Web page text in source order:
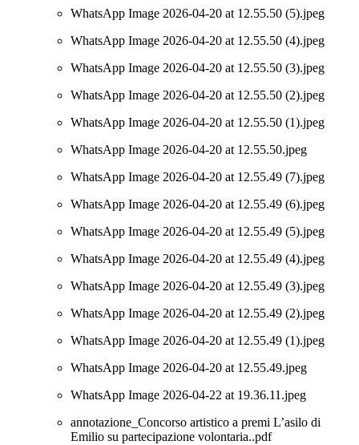
WhatsApp Image 2026-04-20 at 12.55.50 (5).jpeg
WhatsApp Image 2026-04-20 at 12.55.50 (4).jpeg
WhatsApp Image 2026-04-20 at 12.55.50 (3).jpeg
WhatsApp Image 2026-04-20 at 12.55.50 (2).jpeg
WhatsApp Image 2026-04-20 at 12.55.50 (1).jpeg
WhatsApp Image 2026-04-20 at 12.55.50.jpeg
WhatsApp Image 2026-04-20 at 12.55.49 (7).jpeg
WhatsApp Image 2026-04-20 at 12.55.49 (6).jpeg
WhatsApp Image 2026-04-20 at 12.55.49 (5).jpeg
WhatsApp Image 2026-04-20 at 12.55.49 (4).jpeg
WhatsApp Image 2026-04-20 at 12.55.49 (3).jpeg
WhatsApp Image 2026-04-20 at 12.55.49 (2).jpeg
WhatsApp Image 2026-04-20 at 12.55.49 (1).jpeg
WhatsApp Image 2026-04-20 at 12.55.49.jpeg
WhatsApp Image 2026-04-22 at 19.36.11.jpeg
annotazione_Concorso artistico a premi L’asilo di
Emilio su partecipazione volontaria..pdf